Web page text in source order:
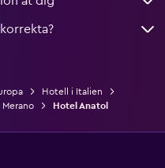
Hotell i Italien
Hotel Anatol